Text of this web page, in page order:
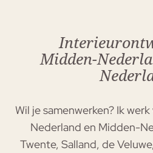
Midden-
Wil je samenwerken? Ik
Nederland en Midden-
Twente, Salland, de